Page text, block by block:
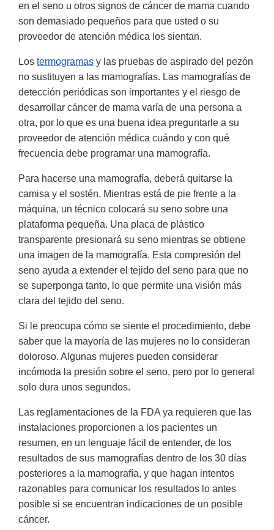
en el seno u otros signos de cáncer de mama cuando
son demasiado pequeños para que usted o su
proveedor de atención médica los sientan.
Los termogramas y las pruebas de aspirado del pezón
no sustituyen a las mamografías. Las mamografías de
detección periódicas son importantes y el riesgo de
desarrollar cáncer de mama varía de una persona a
otra, por lo que es una buena idea preguntarle a su
proveedor de atención médica cuándo y con qué
frecuencia debe programar una mamografía.
Para hacerse una mamografía, deberá quitarse la
camisa y el sostén. Mientras está de pie frente a la
máquina, un técnico colocará su seno sobre una
plataforma pequeña. Una placa de plástico
transparente presionará su seno mientras se obtiene
una imagen de la mamografía. Esta compresión del
seno ayuda a extender el tejido del seno para que no
se superponga tanto, lo que permite una visión más
clara del tejido del seno.
Si le preocupa cómo se siente el procedimiento, debe
saber que la mayoría de las mujeres no lo consideran
doloroso. Algunas mujeres pueden considerar
incómoda la presión sobre el seno, pero por lo general
solo dura unos segundos.
Las reglamentaciones de la FDA ya requieren que las
instalaciones proporcionen a los pacientes un
resumen, en un lenguaje fácil de entender, de los
resultados de sus mamografías dentro de los 30 días
posteriores a la mamografía, y que hagan intentos
razonables para comunicar los resultados lo antes
posible si se encuentran indicaciones de un posible
cáncer.